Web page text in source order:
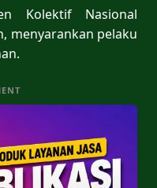
Kolektif Nasional
menyarankan pelaku